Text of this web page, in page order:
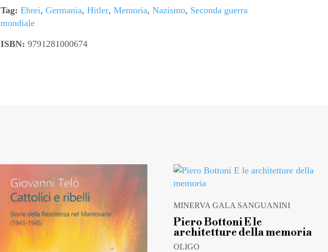
Tag: Ebrei, Germania, Hitler, Memoria, Nazismo, Seconda guerra
mondiale
ISBN: 9791281000674
MINERVA GALA SANGUANINI
Piero Bottoni E le
architetture della memoria
OLIGO